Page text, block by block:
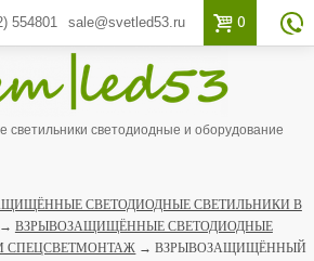
554801 sale@svetled53.ru  0 
светодиодные и оборудование
СВЕТОДИОДНЫЕ СВЕТИЛЬНИКИ В
ВЗРЫВОЗАЩИЩЁННЫЕ СВЕТОДИОДНЫЕ
СПЕЦСВЕТМОНТАЖ → ВЗРЫВОЗАЩИЩЁННЫЙ